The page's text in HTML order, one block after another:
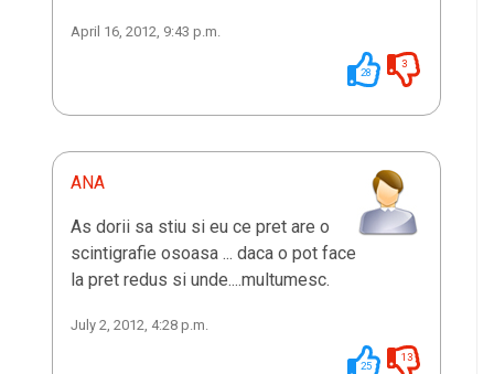
April 16, 2012, 9:43 p.m.
28
3
ANA
As dorii sa stiu si eu ce pret are o
scintigrafie osoasa ... daca o pot face
la pret redus si unde....multumesc.
July 2, 2012, 4:28 p.m.
25
13